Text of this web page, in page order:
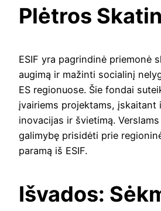
Plėtros
ESIF yra pagrindinė priemonė
augimą ir mažinti socialinį
ES regionuose. Šie fondai
įvairiems projektams, įskaitant
inovacijas ir švietimą.
galimybę prisidėti prie
paramą iš ESIF.
Išvados: